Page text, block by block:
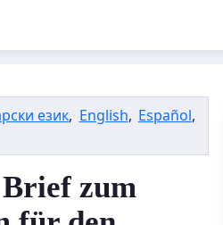
език, English, Español,
zum